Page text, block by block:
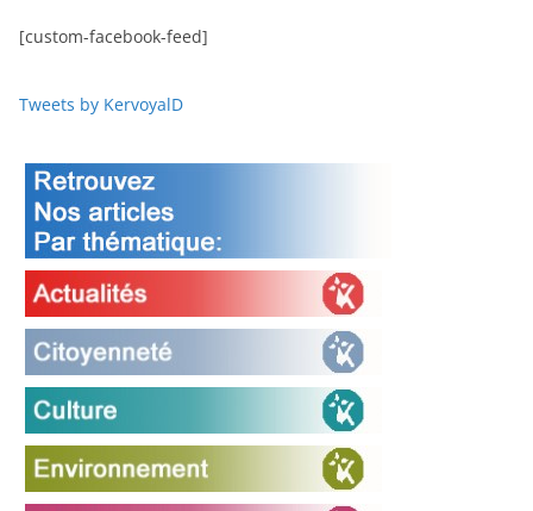
[custom-facebook-feed]
Tweets by KervoyalD